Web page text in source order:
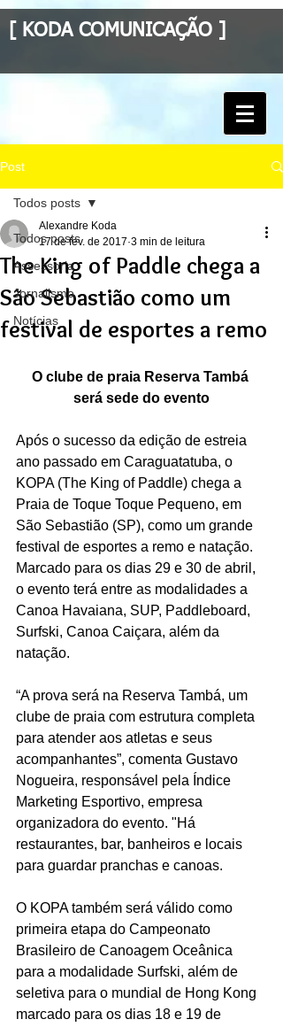
[ KODA COMUNICAÇÃO ]
Post
Todos posts
Assessoria
Jornalismo
Notícias
Todos posts
The King of Paddle chega a
São Sebastião como um
festival de esportes a remo
Alexandre Koda
17 de fev. de 2017 3 min de leitura
O clube de praia Reserva Tambá
será sede do evento
Após o sucesso da edição de estreia
ano passado em Caraguatatuba, o
KOPA (The King of Paddle) chega a
Praia de Toque Toque Pequeno, em
São Sebastião (SP), como um grande
festival de esportes a remo e natação.
Marcado para os dias 29 e 30 de abril,
o evento terá entre as modalidades a
Canoa Havaiana, SUP, Paddleboard,
Surfski, Canoa Caiçara, além da
natação.
“A prova será na Reserva Tambá, um
clube de praia com estrutura completa
para atender aos atletas e seus
acompanhantes”, comenta Gustavo
Nogueira, responsável pela Índice
Marketing Esportivo, empresa
organizadora do evento. "Há
restaurantes, bar, banheiros e locais
para guardar pranchas e canoas.
O KOPA também será válido como
primeira etapa do Campeonato
Brasileiro de Canoagem Oceânica
para a modalidade Surfski, além de
seletiva para o mundial de Hong Kong
marcado para os dias 18 e 19 de